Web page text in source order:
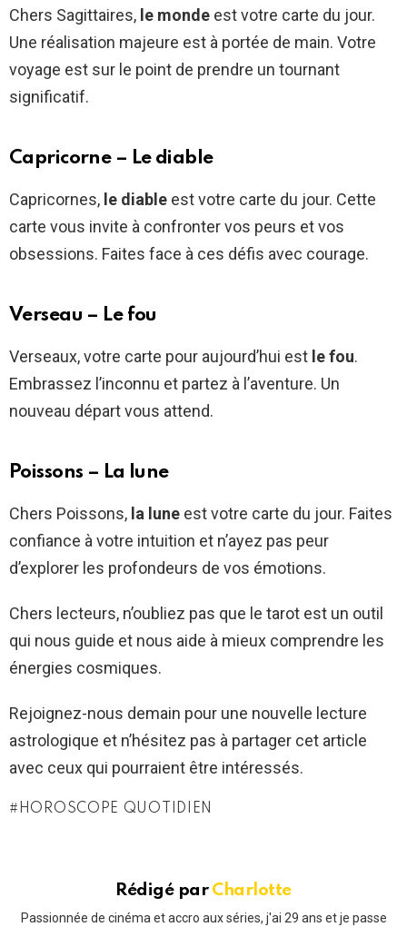
Chers Sagittaires, le monde est votre carte du jour.
Une réalisation majeure est à portée de main. Votre
voyage est sur le point de prendre un tournant
significatif.
Capricorne – Le diable
Capricornes, le diable est votre carte du jour. Cette
carte vous invite à confronter vos peurs et vos
obsessions. Faites face à ces défis avec courage.
Verseau – Le fou
Verseaux, votre carte pour aujourd’hui est le fou.
Embrassez l’inconnu et partez à l’aventure. Un
nouveau départ vous attend.
Poissons – La lune
Chers Poissons, la lune est votre carte du jour. Faites
confiance à votre intuition et n’ayez pas peur
d’explorer les profondeurs de vos émotions.
Chers lecteurs, n’oubliez pas que le tarot est un outil
qui nous guide et nous aide à mieux comprendre les
énergies cosmiques.
Rejoignez-nous demain pour une nouvelle lecture
astrologique et n’hésitez pas à partager cet article
avec ceux qui pourraient être intéressés.
HOROSCOPE QUOTIDIEN
Rédigé par Charlotte
Passionnée de cinéma et accro aux séries, j'ai 29 ans et je passe